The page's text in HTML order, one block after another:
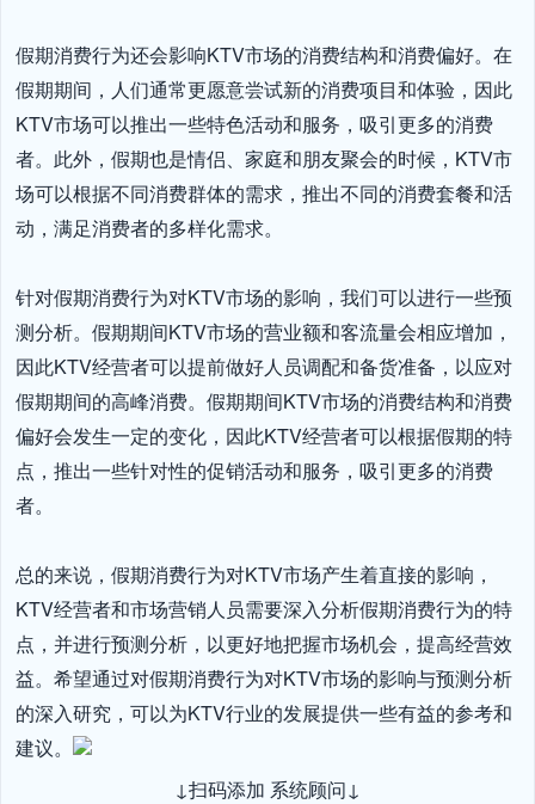
假期消费行为还会影响KTV市场的消费结构和消费偏好。在
假期期间，人们通常更愿意尝试新的消费项目和体验，因此
KTV市场可以推出一些特色活动和服务，吸引更多的消费
者。此外，假期也是情侣、家庭和朋友聚会的时候，KTV市
场可以根据不同消费群体的需求，推出不同的消费套餐和活
动，满足消费者的多样化需求。
针对假期消费行为对KTV市场的影响，我们可以进行一些预
测分析。假期期间KTV市场的营业额和客流量会相应增加，
因此KTV经营者可以提前做好人员调配和备货准备，以应对
假期期间的高峰消费。假期期间KTV市场的消费结构和消费
偏好会发生一定的变化，因此KTV经营者可以根据假期的特
点，推出一些针对性的促销活动和服务，吸引更多的消费
者。
总的来说，假期消费行为对KTV市场产生着直接的影响，
KTV经营者和市场营销人员需要深入分析假期消费行为的特
点，并进行预测分析，以更好地把握市场机会，提高经营效
益。希望通过对假期消费行为对KTV市场的影响与预测分析
的深入研究，可以为KTV行业的发展提供一些有益的参考和
建议。
↓扫码添加 系统顾问↓